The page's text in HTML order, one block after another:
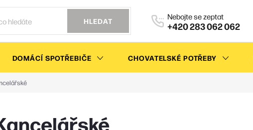
HLEDAT +420 283 062 062
DOMÁCÍ SPOTŘEBIČE CHOVATELSKÉ POTŘEBY